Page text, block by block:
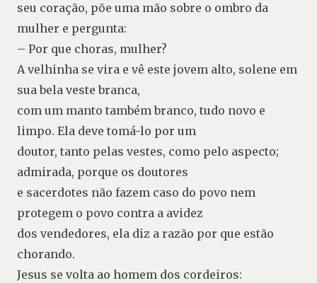
seu coração, põe uma mão sobre o ombro da
mulher e pergunta:
– Por que choras, mulher?
A velhinha se vira e vê este jovem alto, solene em
sua bela veste branca,
com um manto também branco, tudo novo e
limpo. Ela deve tomá-lo por um
doutor, tanto pelas vestes, como pelo aspecto;
admirada, porque os doutores
e sacerdotes não fazem caso do povo nem
protegem o povo contra a avidez
dos vendedores, ela diz a razão por que estão
chorando.
Jesus se volta ao homem dos cordeiros: